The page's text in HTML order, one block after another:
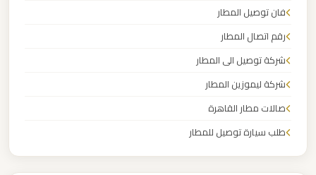
فان توصيل المطار
رقم اتصال المطار
شركة توصيل الى المطار
شركة ليموزين المطار
صالات مطار القاهرة
طلب سيارة توصيل للمطار
عربيات المطارعربيات المطار
الدولي
ليموزين
القاهرة
الخط
الساخن